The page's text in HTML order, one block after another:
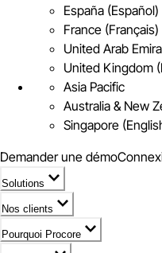
España (Español)
France (Français)
United Arab
United Kingdom
Asia Pacific
Australia & New
Singapore
Demander une démo
Solutions
Nos clients
Pourquoi Procore